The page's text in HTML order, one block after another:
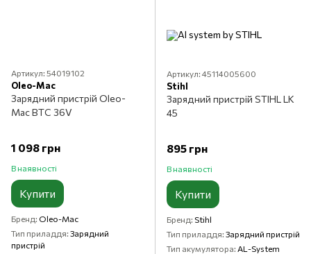
Артикул: 54019102
Oleo-Mac
Зарядний пристрій Oleo-
Mac BTC 36V
1 098 грн
В наявності
Купити
Бренд Oleo-Mac
Тип приладдя Зарядний
пристрій
Артикул: 45114005600
Stihl
Зарядний пристрій STIHL LK
45
895 грн
В наявності
Купити
Бренд Stihl
Тип приладдя Зарядний пристрій
Тип акумулятора AL-System